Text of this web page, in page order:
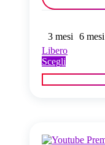
3 mesi 6 mesi
Libero
Scegli
prodotto
ha
possono